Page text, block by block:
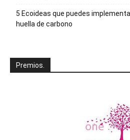
5 Ecoideas que puedes
huella de carbono
Premios.